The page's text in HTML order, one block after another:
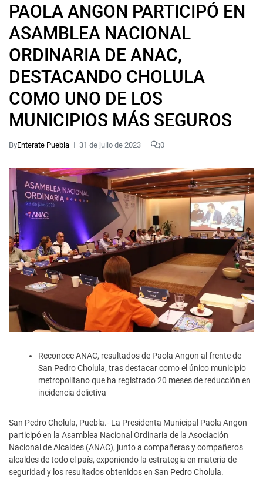
PAOLA ANGON PARTICIPÓ EN
ASAMBLEA NACIONAL
ORDINARIA DE ANAC,
DESTACANDO CHOLULA
COMO UNO DE LOS
MUNICIPIOS MÁS SEGUROS
ByEnterate Puebla 31 de julio de 2023 0
Reconoce ANAC, resultados de Paola Angon al frente de
San Pedro Cholula, tras destacar como el único municipio
metropolitano que ha registrado 20 meses de reducción en
incidencia delictiva
San Pedro Cholula, Puebla.- La Presidenta Municipal Paola Angon
participó en la Asamblea Nacional Ordinaria de la Asociación
Nacional de Alcaldes (ANAC), junto a compañeras y compañeros
alcaldes de todo el país, exponiendo la estrategia en materia de
seguridad y los resultados obtenidos en San Pedro Cholula.